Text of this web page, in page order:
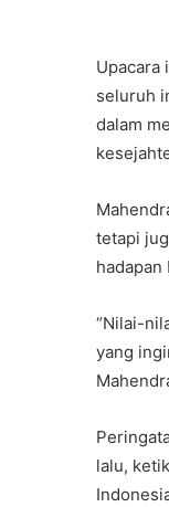
Upacara
seluruh
dalam
tetapi
hadapan
“Nilai-
yang
lalu,